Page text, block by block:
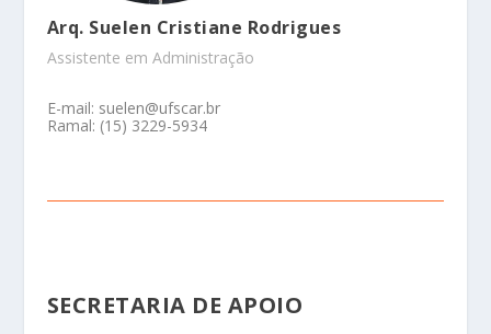
Arq. Suelen Cristiane Rodrigues
Assistente em Administração
E-mail: suelen@ufscar.br
Ramal: (15) 3229-5934
SECRETARIA DE APOIO